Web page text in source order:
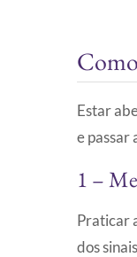
Estar
e passar
1 –
Praticar
dos